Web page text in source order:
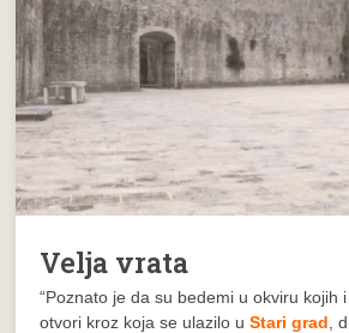
Velja vrata
“Poznato je da su bedemi u okviru kojih
otvori kroz koja se ulazilo uStari grad ,